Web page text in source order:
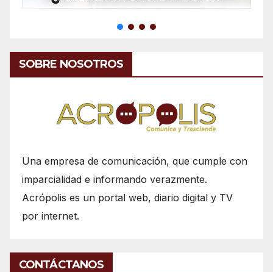
SOBRE NOSOTROS
Una empresa de comunicación, que cumple con
imparcialidad e informando verazmente.
Acrópolis es un portal web, diario digital y TV
por internet.
CONTÁCTANOS